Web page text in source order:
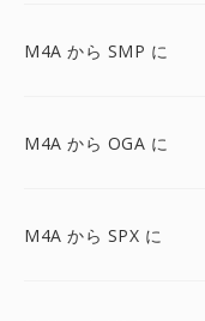
M4A から SMP に
M4A から OGA に
M4A から SPX に